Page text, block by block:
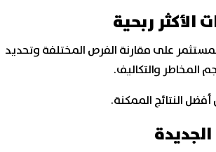
ربحية
على مقارنة الفرص المختلفة وتحديد
المخاطر والتكاليف.
النتائج الممكنة.